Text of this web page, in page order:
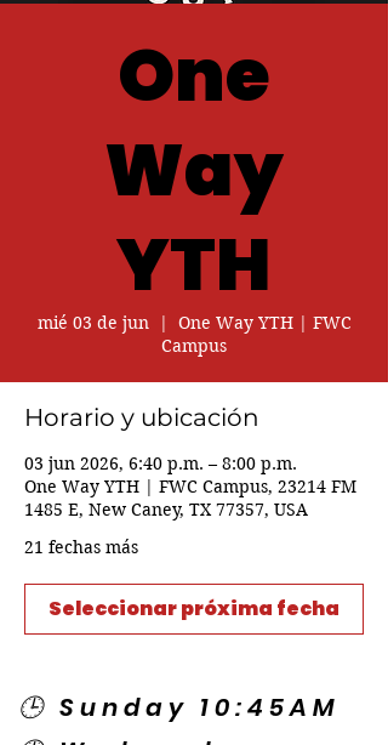
One
Way
YTH
mié 03 de jun
  |
One Way YTH | FWC
Campus
Horario y ubicación
03 jun 2026, 6:40 p.m. – 8:00 p.m.
One Way YTH | FWC Campus, 23214 FM
1485 E, New Caney, TX 77357, USA
21 fechas más
Seleccionar próxima fecha
🕒 Sunday 10:45AM